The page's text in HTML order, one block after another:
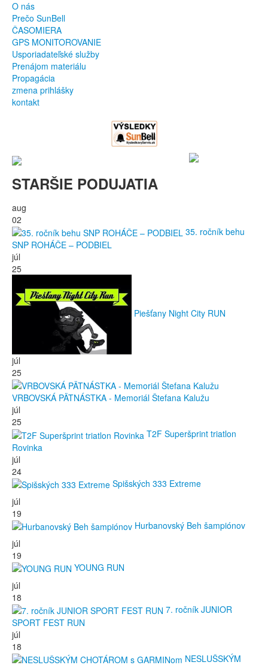
O nás
Prečo SunBell
ČASOMIERA
GPS MONITOROVANIE
Usporiadateľské služby
Prenájom materiálu
Propagácia
zmena prihlášky
kontakt
STARŠIE PODUJATIA
aug
02
35. ročník behu
SNP ROHÁČE – PODBIEL
júl
25
Piešťany Night City RUN
júl
25
VRBOVSKÁ PÄTNÁSTKA - Memoriál Štefana Kalužu
júl
25
T2F Superšprint triatlon
Rovinka
júl
24
Spišských 333 Extreme
júl
19
Hurbanovský Beh šampiónov
júl
19
YOUNG RUN
júl
18
7. ročník JUNIOR
SPORT FEST RUN
júl
18
NESLUŠSKÝM